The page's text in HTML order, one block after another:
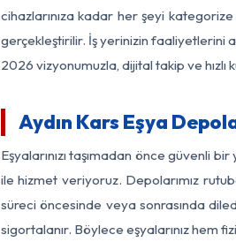
cihazlarınıza kadar her şeyi
gerçekleştirilir. İş yerinizin faaliyetlerini
2026 vizyonumuzla, dijital takip ve hızlı
Aydın Kars Eşya
Eşyalarınızı taşımadan önce güvenli
ile hizmet veriyoruz. Depolarımız
süreci öncesinde veya sonrasında
sigortalanır. Böylece eşyalarınız hem